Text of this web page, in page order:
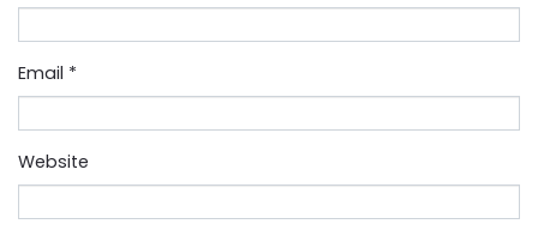
Email *
Website